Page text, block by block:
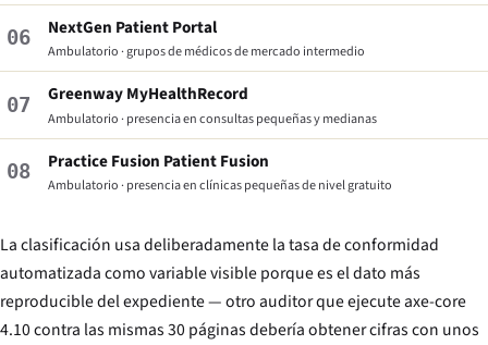
06 NextGen Patient Portal
Ambulatorio · grupos de médicos de mercado intermedio
07 Greenway MyHealthRecord
Ambulatorio · presencia en consultas pequeñas y medianas
08 Practice Fusion Patient Fusion
Ambulatorio · presencia en clínicas pequeñas de nivel gratuito
La clasificación usa deliberadamente la tasa de conformidad
automatizada como variable visible porque es el dato más
reproducible del expediente — otro auditor que ejecute axe-core
4.10 contra las mismas 30 páginas debería obtener cifras con unos